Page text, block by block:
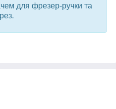
для фрезер-ручки та